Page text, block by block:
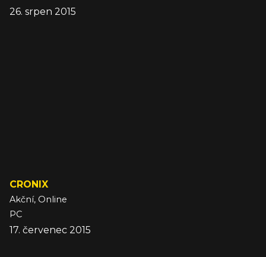
26. srpen 2015
CRONIX
Akční, Online
PC
17. červenec 2015